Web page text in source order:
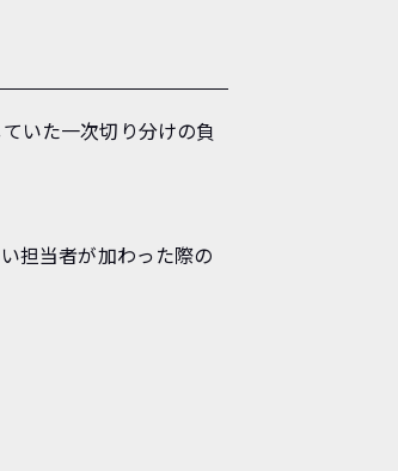
いた一次切り分けの負
担当者が加わった際の